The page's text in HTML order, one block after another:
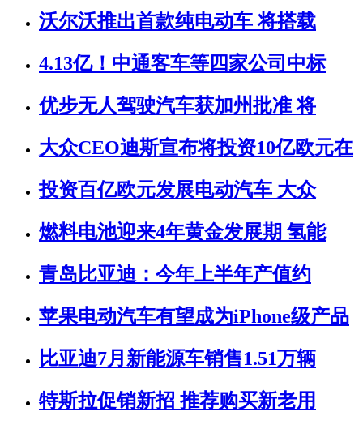
沃尔沃推出首款纯电动车 将搭载
4.13亿！中通客车等四家公司中标
优步无人驾驶汽车获加州批准 将
大众CEO迪斯宣布将投资10亿欧元在
投资百亿欧元发展电动汽车 大众
燃料电池迎来4年黄金发展期 氢能
青岛比亚迪：今年上半年产值约
苹果电动汽车有望成为iPhone级产品
比亚迪7月新能源车销售1.51万辆
特斯拉促销新招 推荐购买新老用